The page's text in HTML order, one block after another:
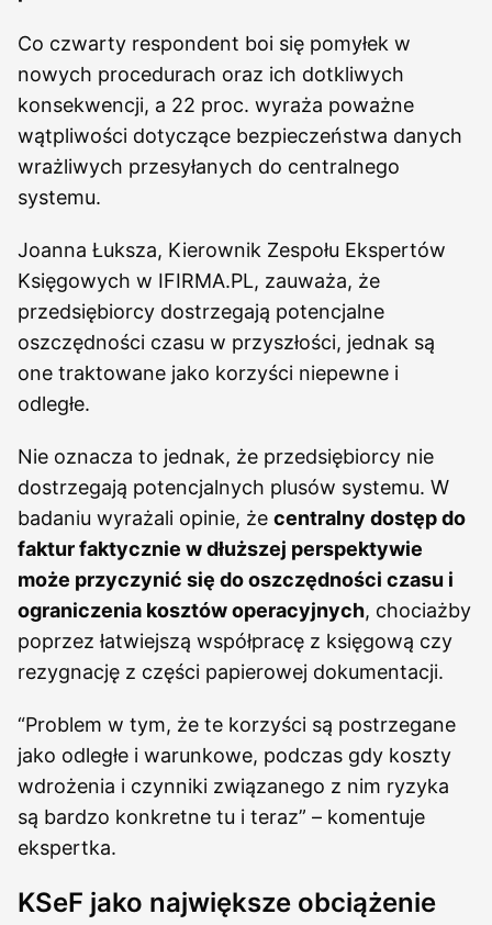
Co czwarty respondent boi się pomyłek w
nowych procedurach oraz ich dotkliwych
konsekwencji, a 22 proc. wyraża poważne
wątpliwości dotyczące bezpieczeństwa danych
wrażliwych przesyłanych do centralnego
systemu.
Joanna Łuksza, Kierownik Zespołu Ekspertów
Księgowych w IFIRMA.PL, zauważa, że
przedsiębiorcy dostrzegają potencjalne
oszczędności czasu w przyszłości, jednak są
one traktowane jako korzyści niepewne i
odległe.
Nie oznacza to jednak, że przedsiębiorcy nie
dostrzegają potencjalnych plusów systemu. W
badaniu wyrażali opinie, że centralny dostęp do
faktur faktycznie w dłuższej perspektywie
może przyczynić się do oszczędności czasu i
ograniczenia kosztów operacyjnych, chociażby
poprzez łatwiejszą współpracę z księgową czy
rezygnację z części papierowej dokumentacji.
“Problem w tym, że te korzyści są postrzegane
jako odległe i warunkowe, podczas gdy koszty
wdrożenia i czynniki związanego z nim ryzyka
są bardzo konkretne tu i teraz” – komentuje
ekspertka.
KSeF jako największe obciążenie